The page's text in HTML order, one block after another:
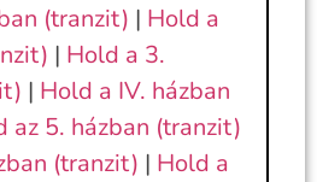
(tranzit) | Hold a
| Hold a 3.
| Hold a IV. házban
az 5. házban (tranzit)
(tranzit) | Hold a